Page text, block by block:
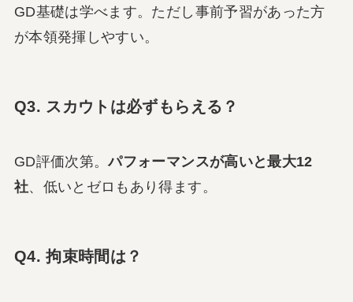
GD基礎は学べます。ただし事前予習があった方
が本領発揮しやすい。
Q3. スカウトは必ずもらえる？
GD評価次第。パフォーマンスが高いと最大12
社、低いとゼロもあり得ます。
Q4. 拘束時間は？